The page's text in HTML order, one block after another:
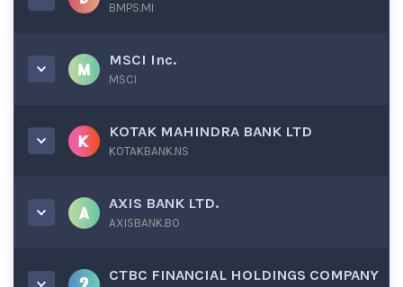
BMPS.MI
MSCI Inc.
MSCI
KOTAK MAHINDRA BANK LTD
KOTAKBANK.NS
AXIS BANK LTD.
AXISBANK.BO
CTBC FINANCIAL HOLDINGS COMPANY